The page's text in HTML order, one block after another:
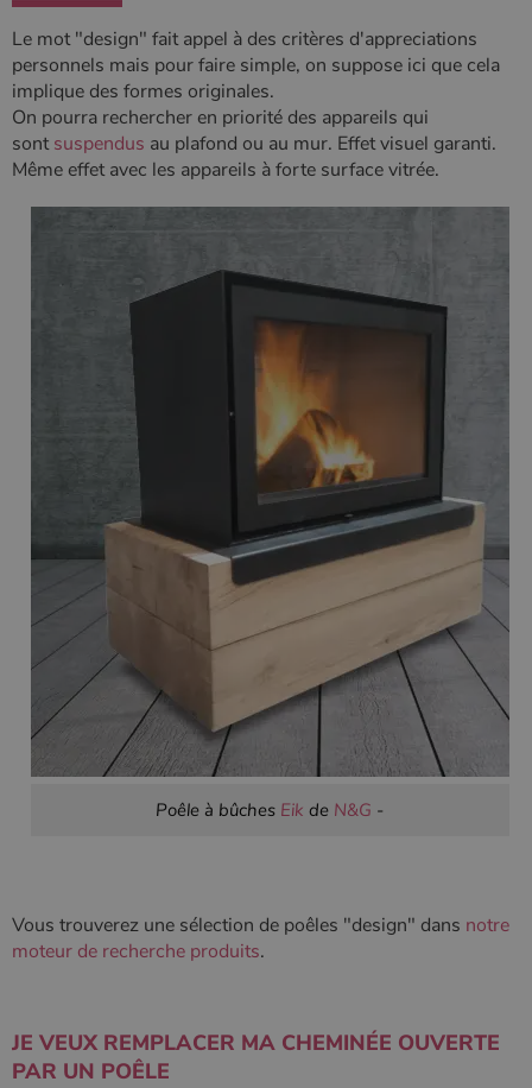
Le mot "design" fait appel à des critères d'appreciations
personnels mais pour faire simple, on suppose ici que cela
implique des formes originales.
On pourra rechercher en priorité des appareils qui
sontsuspendus au plafond ou au mur. Effet visuel garanti.
Même effet avec les appareils à forte surface vitrée.
Poêle à bûches Eik de N&G -
Vous trouverez une sélection de poêles "design" dans notre
moteur de recherche produits.​
JE VEUX REMPLACER MA CHEMINÉE OUVERTE
PAR UN POÊLE